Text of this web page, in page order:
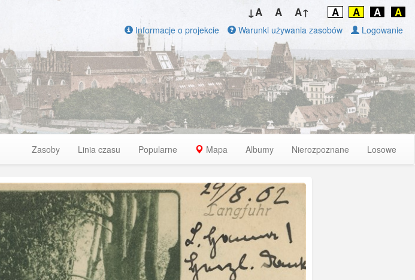
↓A A A↑ A A A A
Informacje o projekcie Warunki używania zasobów Logowanie
Zasoby Linia czasu Popularne Mapa Albumy Nierozpoznane Losowe